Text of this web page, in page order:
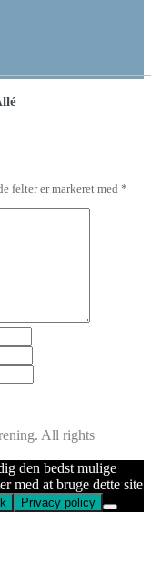
felter er markeret med *
All rights
den bedst mulige
med at bruge dette site
Privacy policy